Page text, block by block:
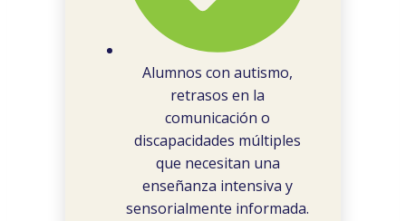
Alumnos con autismo,
retrasos en la
comunicación o
discapacidades múltiples
que necesitan una
enseñanza intensiva y
sensorialmente informada.